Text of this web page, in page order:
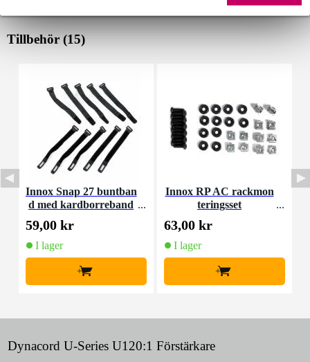
Tillbehör (15)
Innox Snap 27 buntban
d med kardborreband
59,00 kr
I lager
+
Innox RP AC rackmon
teringsset
63,00 kr
I lager
+
Dynacord U-Series U120:1 Förstärkare